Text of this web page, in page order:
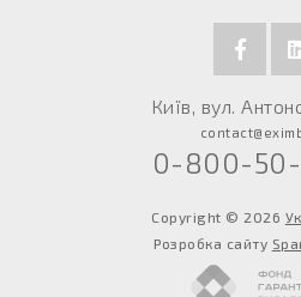
Київ, вул.
0-800-
Copyright © 2026
Розробка сайту